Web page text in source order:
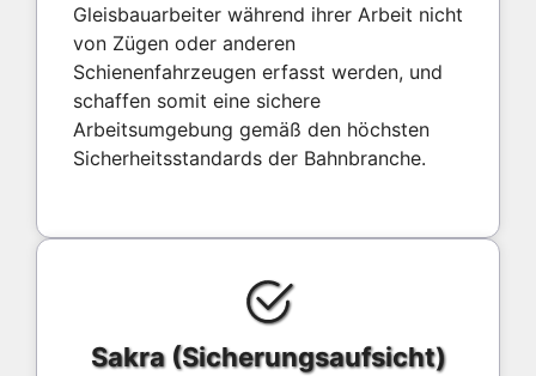
Gleisbauarbeiter während ihrer Arbeit nicht
von Zügen oder anderen
Schienenfahrzeugen erfasst werden, und
schaffen somit eine sichere
Arbeitsumgebung gemäß den höchsten
Sicherheitsstandards der Bahnbranche.
Sakra (Sicherungsaufsicht)